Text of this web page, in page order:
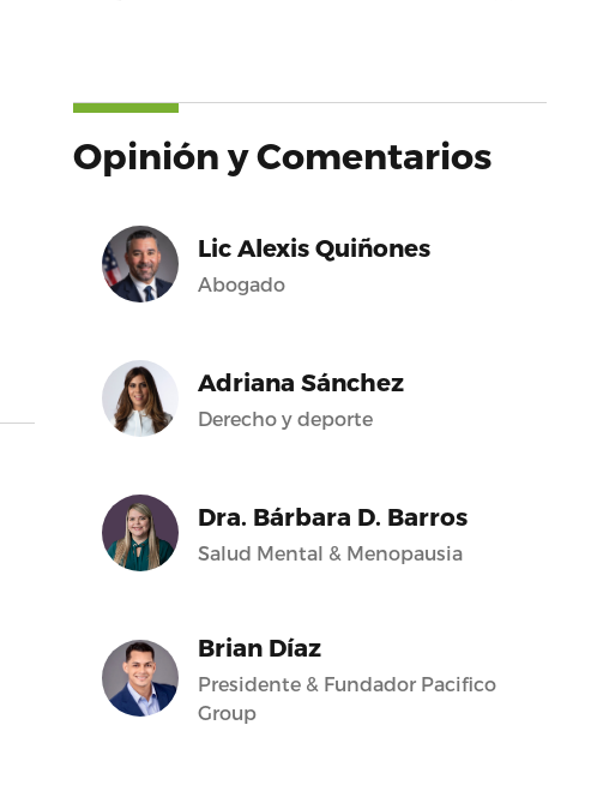
Opinión y Comentarios
Lic Alexis Quiñones
Abogado
Adriana Sánchez
Derecho y deporte
Dra. Bárbara D. Barros
Salud Mental & Menopausia
Brian Díaz
Presidente & Fundador Pacifico
Group